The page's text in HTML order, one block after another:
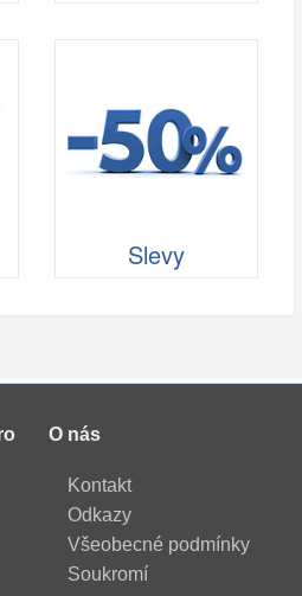
Slevy
O nás
Kontakt
Odkazy
Všeobecné podmínky
Soukromí